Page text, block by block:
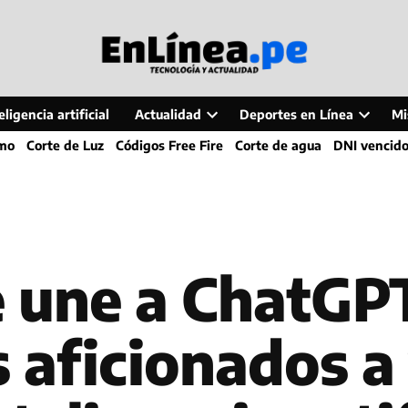
artificial Actualidad
Open
dropdown
Deportes en Línea
Open
dropdown
Corte de Luz Códigos Free Fire Corte de agua DNI vencido
a
aficionados